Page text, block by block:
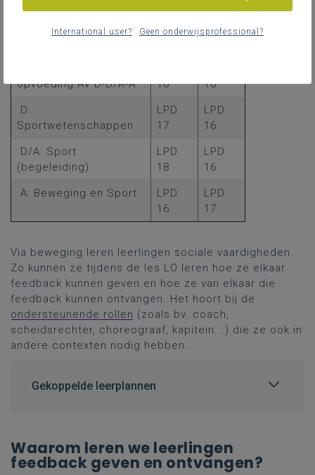
2de
3de
opvoeding AV D-D/A-A
10
10
D:
Sportwetenschappen
LPD
17
LPD
16
D/A: Sport
(begeleiding)
LPD
18
LPD
16
A: Beweging en Sport
LPD
16
LPD
17
Via beweging leren leerlingen sociale vaardigheden.
Zo kunnen ze tijdens de les LO leren hoe ze elkaar
feedback kunnen geven en hoe ze van elkaar die
feedback kunnen ontvangen. Het hoort bij de
ondersteunende rollen (zoals bv. coach,
scheidsrechter, choreograaf, kapitein...) die ze ook in
andere contexten nodig hebben.
Gekoppelde leerplannen
Waarom leren we leerlingen
feedback geven en ontvangen?
International user? Geen onderwijsprofessional?